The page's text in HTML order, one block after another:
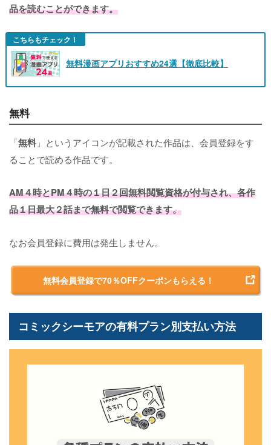
品を読むことができます。
こちらもチェック！
無料漫画アプリおすすめ24選【徹底比較】
無料
「無料 」というアイコンが記載された作品は、会員登録をす
ることで読める作品です。
AM４時とPM４時の１日２回無料閲覧資格が付与され、各作
品１日最大２話まで無料で閲覧できます。
なお会員登録に費用は発生しません。
無料会員登録で70％OFFクーポンもらえる！
コミックシーモアの有料プラン別支払い方法